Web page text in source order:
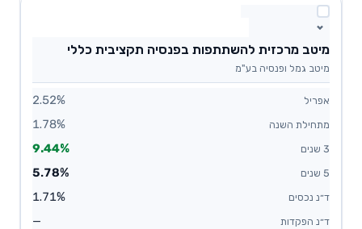
מיטב מרכזית להשתתפות בפנסיה תקציבית כללי
מיטב גמל ופנסיה בע"מ
2.52%
1.78%
9.44%
5.78%
1.71%
—